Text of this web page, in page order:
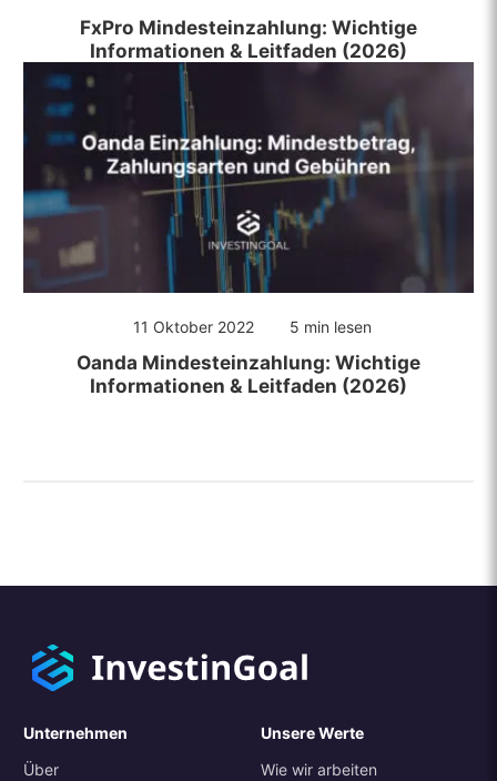
FxPro Mindesteinzahlung: Wichtige
Informationen & Leitfaden (2026)
11 Oktober 2022 5 min lesen
Oanda Mindesteinzahlung: Wichtige
Informationen & Leitfaden (2026)
Unternehmen
Über
Unsere Werte
Wie wir arbeiten